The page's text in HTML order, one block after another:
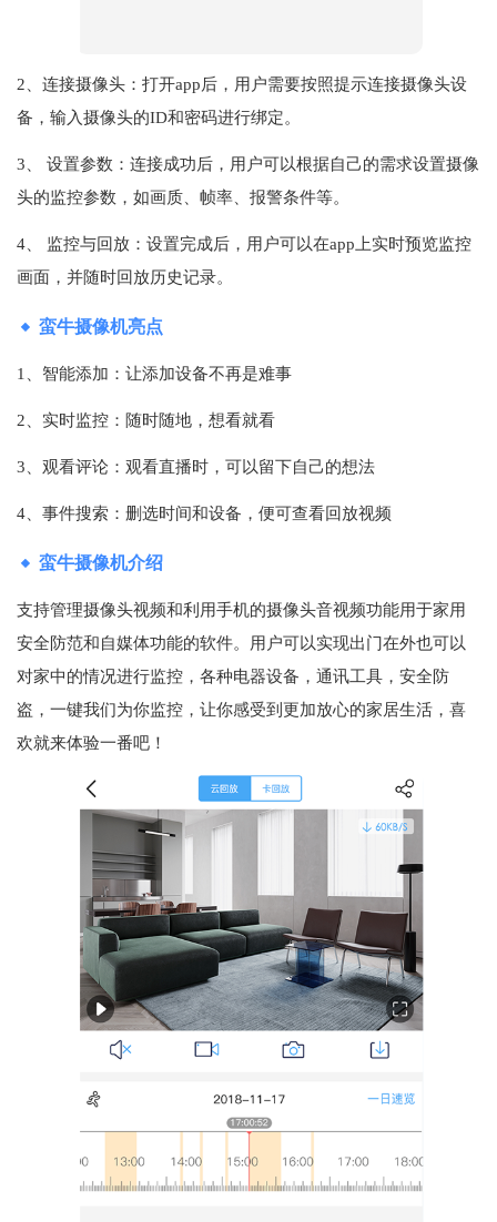
2、连接摄像头：打开app后，用户需要按照提示连接摄像头设
备，输入摄像头的ID和密码进行绑定。
3、 设置参数：连接成功后，用户可以根据自己的需求设置摄像
头的监控参数，如画质、帧率、报警条件等。
4、 监控与回放：设置完成后，用户可以在app上实时预览监控
画面，并随时回放历史记录。
蛮牛摄像机亮点
1、智能添加：让添加设备不再是难事
2、实时监控：随时随地，想看就看
3、观看评论：观看直播时，可以留下自己的想法
4、事件搜索：删选时间和设备，便可查看回放视频
蛮牛摄像机介绍
支持管理摄像头视频和利用手机的摄像头音视频功能用于家用
安全防范和自媒体功能的软件。用户可以实现出门在外也可以
对家中的情况进行监控，各种电器设备，通讯工具，安全防
盗，一键我们为你监控，让你感受到更加放心的家居生活，喜
欢就来体验一番吧！